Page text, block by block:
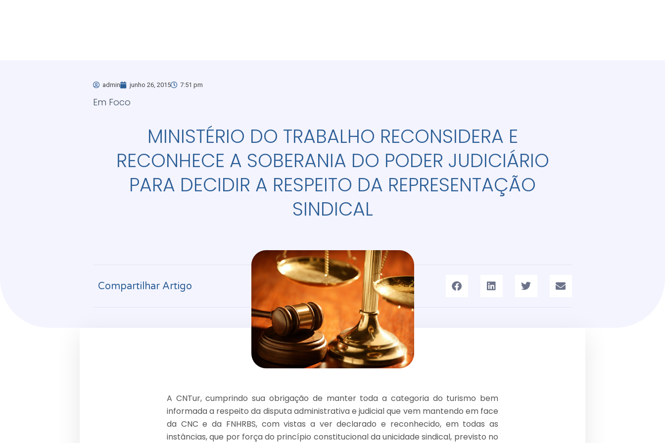
admin junho 26, 2015 7:51 pm
Em Foco
MINISTÉRIO DO TRABALHO RECONSIDERA E
RECONHECE A SOBERANIA DO PODER JUDICIÁRIO
PARA DECIDIR A RESPEITO DA REPRESENTAÇÃO
SINDICAL
Compartilhar Artigo
A CNTur, cumprindo sua obrigação de manter toda a categoria do turismo bem
informada a respeito da disputa administrativa e judicial que vem mantendo em face
da CNC e da FNHRBS, com vistas a ver declarado e reconhecido, em todas as
instâncias, que por força do princípio constitucional da unicidade sindical, previsto no